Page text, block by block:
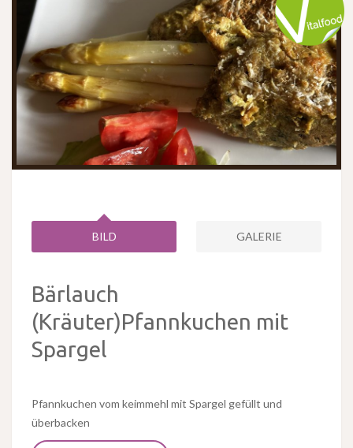
BILD GALERIE
Bärlauch
(Kräuter)Pfannkuchen mit
Spargel
Pfannkuchen vom keimmehl mit Spargel gefüllt und
überbacken